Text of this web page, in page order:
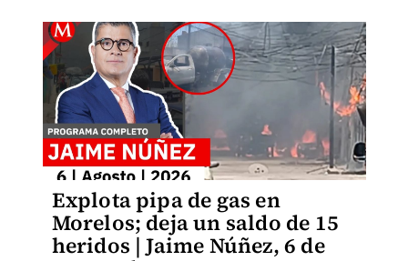
Explota pipa de gas en
Morelos; deja un saldo de 15
heridos | Jaime Núñez, 6 de